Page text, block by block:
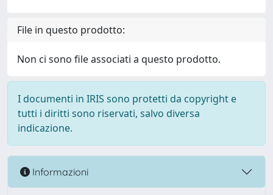
File in questo prodotto:
Non ci sono file associati a questo prodotto.
I documenti in IRIS sono protetti da copyright e
tutti i diritti sono riservati, salvo diversa
indicazione.
Informazioni